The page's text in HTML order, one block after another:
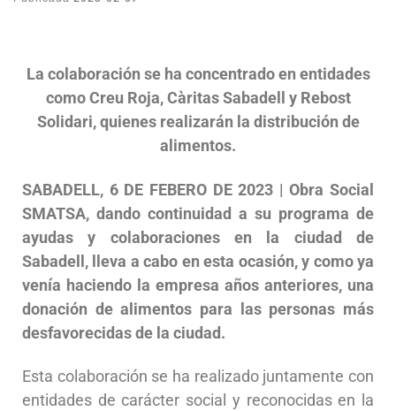
La colaboración se ha concentrado en entidades
como Creu Roja, Càritas Sabadell y Rebost
Solidari, quienes realizarán la distribución de
alimentos.
SABADELL, 6 DE FEBERO DE 2023 | Obra Social
SMATSA, dando continuidad a su programa de
ayudas y colaboraciones en la ciudad de
Sabadell, lleva a cabo en esta ocasión, y como ya
venía haciendo la empresa años anteriores, una
donación de alimentos para las personas más
desfavorecidas de la ciudad.
Esta colaboración se ha realizado juntamente con
entidades de carácter social y reconocidas en la